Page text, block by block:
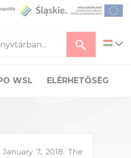
WSL ELÈRHETŐSÈG
7, 2018. The